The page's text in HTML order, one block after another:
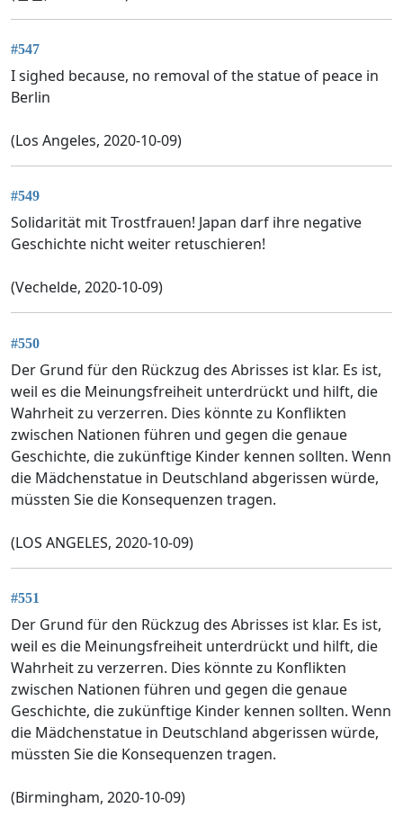
#547
I sighed because, no removal of the statue of peace in
Berlin
(Los Angeles, 2020-10-09)
#549
Solidarität mit Trostfrauen! Japan darf ihre negative
Geschichte nicht weiter retuschieren!
(Vechelde, 2020-10-09)
#550
Der Grund für den Rückzug des Abrisses ist klar. Es ist,
weil es die Meinungsfreiheit unterdrückt und hilft, die
Wahrheit zu verzerren. Dies könnte zu Konflikten
zwischen Nationen führen und gegen die genaue
Geschichte, die zukünftige Kinder kennen sollten. Wenn
die Mädchenstatue in Deutschland abgerissen würde,
müssten Sie die Konsequenzen tragen.
(LOS ANGELES, 2020-10-09)
#551
Der Grund für den Rückzug des Abrisses ist klar. Es ist,
weil es die Meinungsfreiheit unterdrückt und hilft, die
Wahrheit zu verzerren. Dies könnte zu Konflikten
zwischen Nationen führen und gegen die genaue
Geschichte, die zukünftige Kinder kennen sollten. Wenn
die Mädchenstatue in Deutschland abgerissen würde,
müssten Sie die Konsequenzen tragen.
(Birmingham, 2020-10-09)